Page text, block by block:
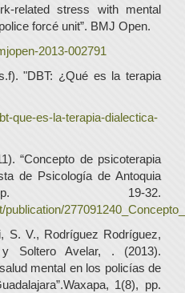
related stress with mental
forcé unit”. BMJ Open.
2013-002791
"DBT: ¿Qué es la terapia
que-es-la-terapia-dialectica-
“Concepto de psicoterapia
de Psicología de Antoquia
19-32.
S. V., Rodríguez Rodríguez,
Soltero Avelar, . (2013).
mental en los policías de
1(8), pp.